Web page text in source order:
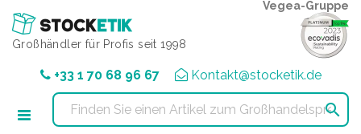
Großhändler für Profis seit 1998
Vegea-Gruppe
+33 1 70 68 96 67 Kontakt@stocketik.de
